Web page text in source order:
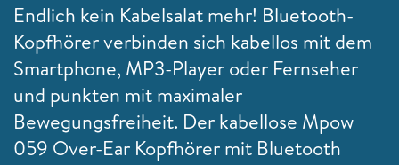
Endlich kein Kabelsalat mehr! Bluetooth-
Kopfhörer verbinden sich kabellos mit dem
Smartphone, MP3-Player oder Fernseher
und punkten mit maximaler
Bewegungsfreiheit. Der kabellose Mpow
059 Over-Ear Kopfhörer mit Bluetooth